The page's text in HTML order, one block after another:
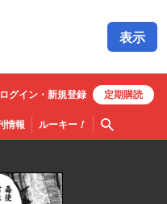
表示
情報 ルーキー！ 検索
ログイン・ 新規登録 定期購読